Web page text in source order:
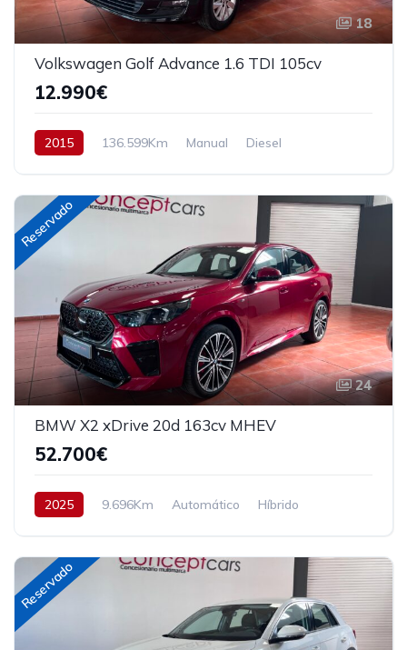
18
Volkswagen Golf Advance 1.6 TDI 105cv
12.990€
2015 136.599Km Manual
Diesel
Reservado
24
BMW X2 xDrive 20d 163cv MHEV
52.700€
2025 9.696Km Automático
Híbrido
Reservado